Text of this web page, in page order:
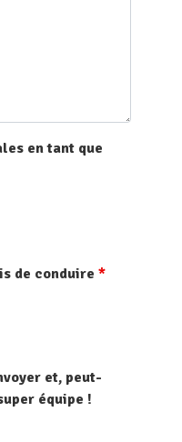
en tant que
de conduire *
et, peut-
équipe !